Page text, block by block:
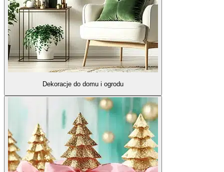
Dekoracje do domu i ogrodu